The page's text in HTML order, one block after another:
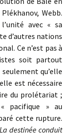
Webb.
avec « sa
d’autres nations
Ce n’est pas à
soit partout
qu’elle
est nécessaire
du prolétariat ;
pacifique » au
cette rupture.
destinée conduit